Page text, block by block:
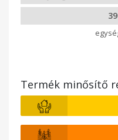
Termék minősítő